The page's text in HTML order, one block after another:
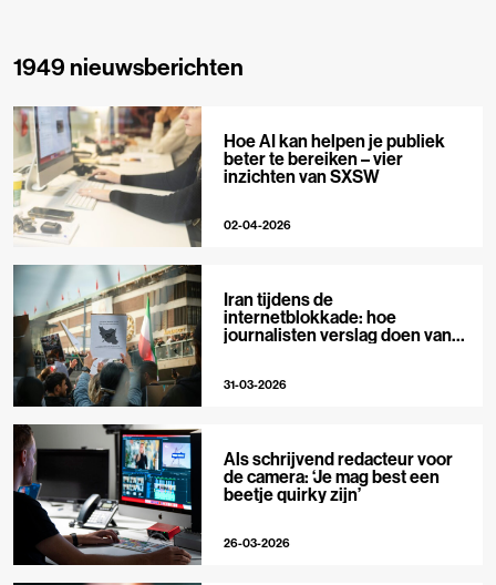
1949 nieuwsberichten
Hoe AI kan helpen je publiek
beter te bereiken – vier
inzichten van SXSW
02-04-2026
Iran tijdens de
internetblokkade: hoe
journalisten verslag doen van
31-03-2026
Als schrijvend redacteur voor
de camera: ‘Je mag best een
beetje quirky zijn’
26-03-2026